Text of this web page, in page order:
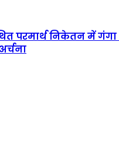
परमार्थ निकेतन में
अर्चना